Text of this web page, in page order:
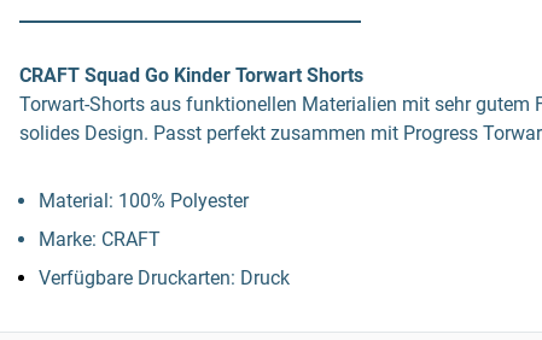
CRAFT Squad Go Kinder Torwart Shorts
Torwart-Shorts aus funktionellen Materialien mit sehr
solides Design. Passt perfekt zusammen mit Progress
Material: 100% Polyester
Marke: CRAFT
Verfügbare Druckarten: Druck